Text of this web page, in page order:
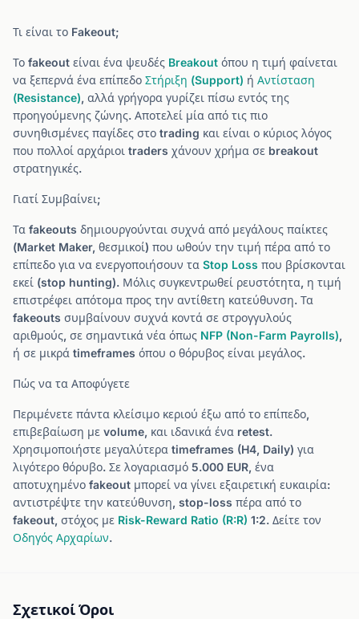
Τι είναι το Fakeout;
Το fakeout είναι ένα ψευδές Breakout όπου η τιμή φαίνεται
να ξεπερνά ένα επίπεδο Στήριξη (Support) ή Αντίσταση
(Resistance), αλλά γρήγορα γυρίζει πίσω εντός της
προηγούμενης ζώνης. Αποτελεί μία από τις πιο
συνηθισμένες παγίδες στο trading και είναι ο κύριος λόγος
που πολλοί αρχάριοι traders χάνουν χρήμα σε breakout
στρατηγικές.
Γιατί Συμβαίνει;
Τα fakeouts δημιουργούνται συχνά από μεγάλους παίκτες
(Market Maker, θεσμικοί) που ωθούν την τιμή πέρα από το
επίπεδο για να ενεργοποιήσουν τα Stop Loss που βρίσκονται
εκεί (stop hunting). Μόλις συγκεντρωθεί ρευστότητα, η τιμή
επιστρέφει απότομα προς την αντίθετη κατεύθυνση. Τα
fakeouts συμβαίνουν συχνά κοντά σε στρογγυλούς
αριθμούς, σε σημαντικά νέα όπως NFP (Non-Farm Payrolls),
ή σε μικρά timeframes όπου ο θόρυβος είναι μεγάλος.
Πώς να τα Αποφύγετε
Περιμένετε πάντα κλείσιμο κεριού έξω από το επίπεδο,
επιβεβαίωση με volume, και ιδανικά ένα retest.
Χρησιμοποιήστε μεγαλύτερα timeframes (H4, Daily) για
λιγότερο θόρυβο. Σε λογαριασμό 5.000 EUR, ένα
αποτυχημένο fakeout μπορεί να γίνει εξαιρετική ευκαιρία:
αντιστρέψτε την κατεύθυνση, stop-loss πέρα από το
fakeout, στόχος με Risk-Reward Ratio (R:R) 1:2. Δείτε τον
Οδηγός Αρχαρίων.
Σχετικοί Όροι